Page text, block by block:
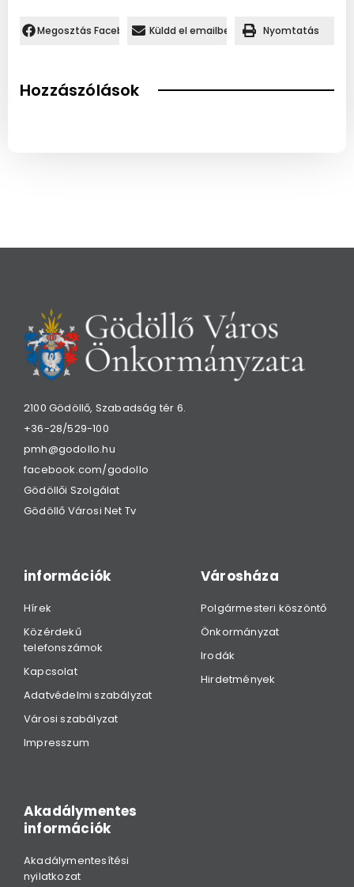
Megosztás Facebookon.Küldd el emailben Nyomtatás
Hozzászólások
2100 Gödöllő, Szabadság tér 6.
+36-28/529-100
pmh@godollo.hu
facebook.com/godollo
Gödöllői Szolgálat
Gödöllő Városi Net Tv
információk
Hírek
Közérdekű
telefonszámok
Kapcsolat
Adatvédelmi szabályzat
Városi szabályzat
Impresszum
Városháza
Polgármesteri köszöntő
Önkormányzat
Irodák
Hirdetmények
Akadálymentes
információk
Akadálymentesítési
nyilatkozat